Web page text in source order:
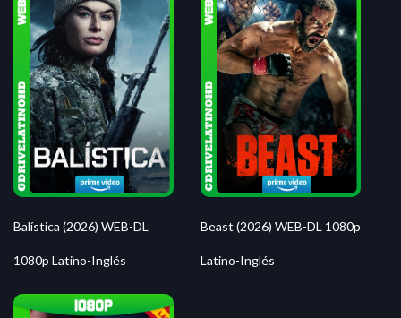
Balística (2026) WEB-DL
1080p Latino-Inglés
Beast (2026) WEB-DL 1080p
Latino-Inglés